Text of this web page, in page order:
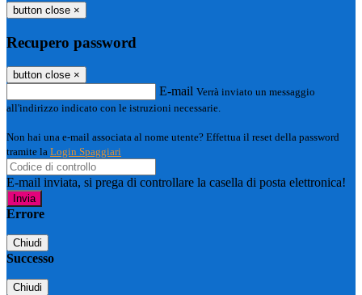
button close ×
Recupero password
button close ×
E-mail Verrà inviato un messaggio
all'indirizzo indicato con le istruzioni necessarie.
Non hai una e-mail associata al nome utente? Effettua il reset della password
tramite la Login Spaggiari
E-mail inviata, si prega di controllare la casella di posta elettronica!
Errore
Chiudi
Successo
Chiudi